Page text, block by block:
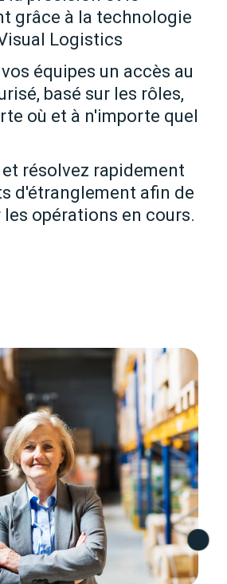
grâce à la technologie
Logistics
équipes un accès au
basé sur les rôles,
où et à n'importe quel
résolvez rapidement
d'étranglement afin de
opérations en cours.